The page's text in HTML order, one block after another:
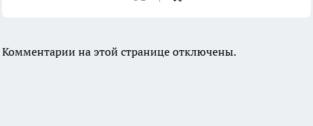
Комментарии на этой странице отключены.